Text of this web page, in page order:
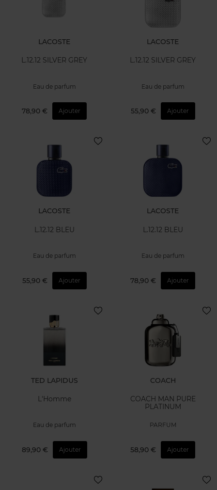
LACOSTE
L.12.12 SILVER GREY
Eau de parfum
78,90 € Ajouter
LACOSTE
L.12.12 SILVER GREY
Eau de parfum
55,90 € Ajouter
LACOSTE
L.12.12 BLEU
Eau de parfum
55,90 € Ajouter
LACOSTE
L.12.12 BLEU
Eau de parfum
78,90 € Ajouter
TED LAPIDUS
L'Homme
Eau de parfum
89,90 € Ajouter
COACH
COACH MAN PURE
PLATINUM
PARFUM
58,90 € Ajouter